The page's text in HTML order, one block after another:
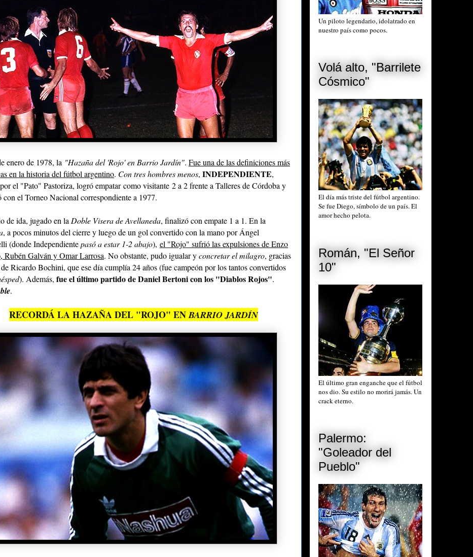
enero de 1978, la "Hazaña del 'Rojo' en Barrio Jardín". Fue una de las definiciones más
en la historia del fútbol argentino. Con tres hombres menos, INDEPENDIENTE,
el "Pato" Pastoriza, logró empatarcomo visitante 2 a 2 frente a Talleres de Córdoba y
con el Torneo Nacional correspondiente a 1977.
de ida, jugado en la Doble Visera de Avellaneda, finalizó con empate 1 a 1. En la
, a pocos minutos del cierre y luego de un gol convertido con la mano por Ángel
(donde Independientepasó a estar 1-2 abajo), el "Rojo" sufrió las expulsiones de Enzo
Rubén Galván y Omar Larrosa. No obstante, pudo igualar yconcretar el milagro, gracias
Ricardo Bochini, que ese día cumplía 24 años (fue campeón por los tantos convertidos
). Además, fue el último partido de Daniel Bertoni con los "Diablos Rojos".
.
RECORDÁ LA HAZAÑA DEL "ROJO" ENBARRIO JARDÍN
Un piloto legendario, idolatrado en
nuestro país como pocos.
Volá alto, "Barrilete
Cósmico"
El día más triste del fútbol argentino.
Se fue Diego, símbolo de un país. El
amor hecho pelota.
Román, "El Señor
10"
El último gran enganche que el fútbol
nos dio. Su estilo no morirá jamás. Un
crack eterno.
Palermo:
"Goleador del
Pueblo"